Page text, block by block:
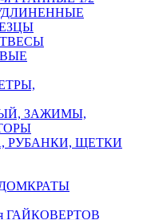
ЗАЖИМЫ,
РУБАНКИ, ЩЕТКИ
ГАЙКОВЕРТОВ